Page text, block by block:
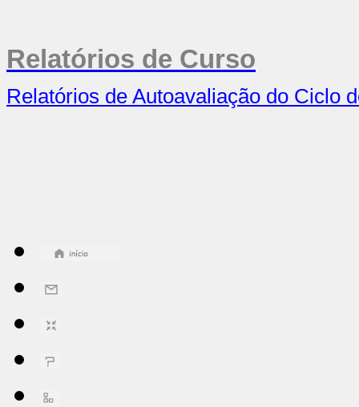
Relatórios de Curso
Relatórios de Autoavaliação do Ciclo